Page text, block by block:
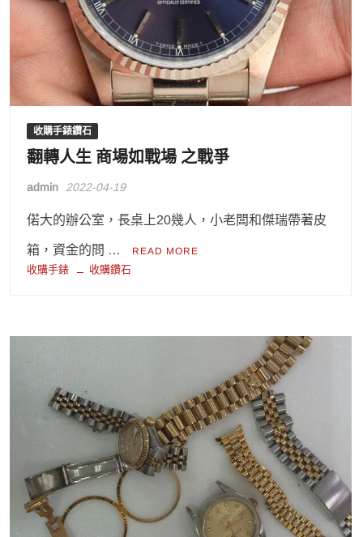
收購手錶鑽石
翻轉人生 商場如戰場 之戰爭
admin 2022-04-19
偌大的辦公室，長桌上20幾人，小老闆和傑瑞帶著皮
箱，資金的問 … READ MORE
收購手錶 收購鑽石